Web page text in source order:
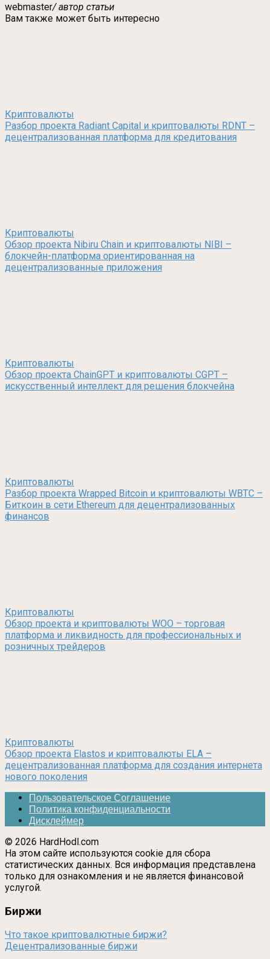
webmaster/ автор статьи
Вам также может быть интересно
Криптовалюты
Разбор проекта Radiant Capital и криптовалюты RDNT –
децентрализованная платформа для кредитования
Криптовалюты
Обзор проекта Nibiru Chain и криптовалюты NIBI –
блокчейн-платформа ориентированная на
децентрализованные приложения
Криптовалюты
Обзор проекта ChainGPT и криптовалюты CGPT –
искусственный интеллект для решения блокчейна
Криптовалюты
Разбор проекта Wrapped Bitcoin и криптовалюты WBTC –
Биткоин в сети Ethereum для децентрализованных
финансов
Криптовалюты
Обзор проекта и криптовалюты WOO – торговая
платформа и ликвидность для профессиональных и
розничных трейдеров
Криптовалюты
Обзор проекта Elastos и криптовалюты ELA –
децентрализованная платформа для создания интернета
нового поколения
Пользовательское Соглашение
Политика конфиденциальности
Дисклеймер
© 2026 HardHodl.com
На этом сайте используются cookie для сбора
статистических данных. Вся информация представлена
только для ознакомления и не является финансовой
услугой.
Биржи
Что такое криптовалютные биржи?
Децентрализованные биржи